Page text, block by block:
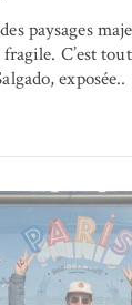
paysages
C’est
exposée..